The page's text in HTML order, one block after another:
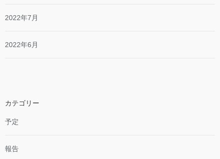
2022年7月
2022年6月
カテゴリー
予定
報告